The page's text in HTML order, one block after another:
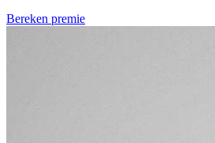
Bereken premie